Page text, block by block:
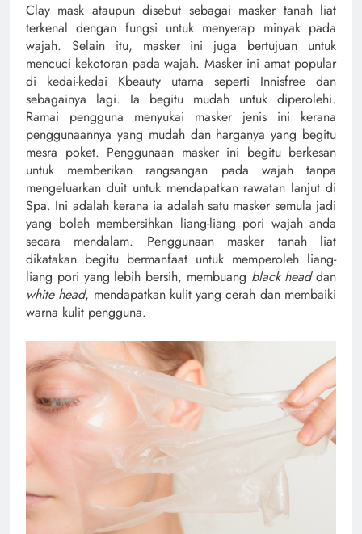
Clay mask ataupun disebut sebagai masker tanah liat
terkenal dengan fungsi untuk menyerap minyak pada
wajah. Selain itu, masker ini juga bertujuan untuk
mencuci kekotoran pada wajah. Masker ini amat popular
di kedai-kedai Kbeauty utama seperti Innisfree dan
sebagainya lagi. Ia begitu mudah untuk diperolehi.
Ramai pengguna menyukai masker jenis ini kerana
penggunaannya yang mudah dan harganya yang begitu
mesra poket. Penggunaan masker ini begitu berkesan
untuk memberikan rangsangan pada wajah tanpa
mengeluarkan duit untuk mendapatkan rawatan lanjut di
Spa. Ini adalah kerana ia adalah satu masker semula jadi
yang boleh membersihkan liang-liang pori wajah anda
secara mendalam. Penggunaan masker tanah liat
dikatakan begitu bermanfaat untuk memperoleh liang-
liang pori yang lebih bersih, membuang black headdan
white head, mendapatkan kulit yang cerah dan membaiki
warna kulit pengguna.